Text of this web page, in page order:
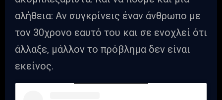
αλήθεια: Αν συγκρίνεις έναν άνθρωπο με
τον 30χρονο εαυτό του και σε ενοχλεί ότι
άλλαξε, μάλλον το πρόβλημα δεν είναι
εκείνος.